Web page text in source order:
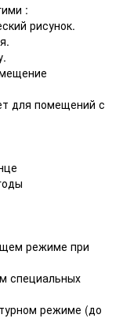
:
рисунок.
для помещений с
режиме при
специальных
режиме (до